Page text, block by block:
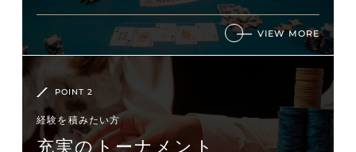
VIEW MORE
POINT 2
経験を積みたい⽅
充実のトーナメント